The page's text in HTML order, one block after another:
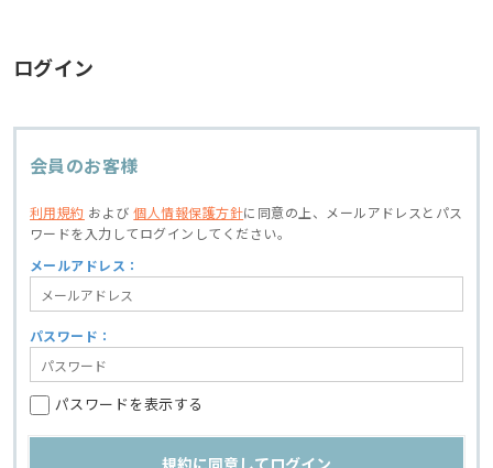
ログイン
会員のお客様
利用規約 および個人情報保護方針に同意の上、
メールアドレスとパス
ワードを入力してログインしてください。
メールアドレス：
パスワード：
パスワードを表示する